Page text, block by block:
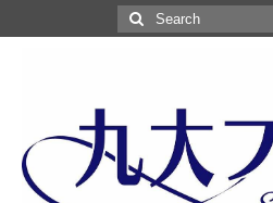
Search
for: